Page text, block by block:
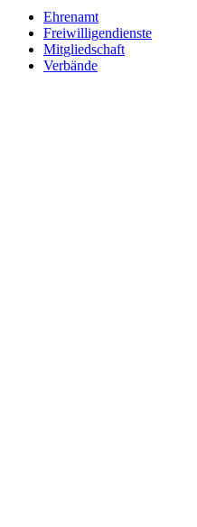
Ehrenamt
Freiwilligendienste
Mitgliedschaft
Verbände